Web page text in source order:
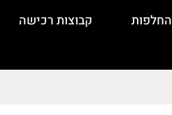
החלפות קבוצות רכישה